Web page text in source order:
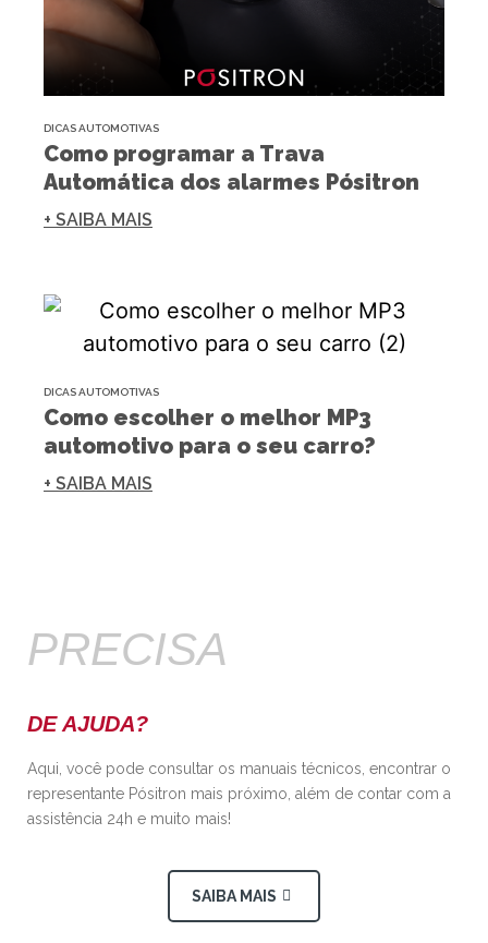
DICAS AUTOMOTIVAS
Como programar a Trava
Automática dos alarmes Pósitron
+ SAIBA MAIS
DICAS AUTOMOTIVAS
Como escolher o melhor MP3
automotivo para o seu carro?
+ SAIBA MAIS
PRECISA
DE AJUDA?
Aqui, você pode consultar os manuais técnicos, encontrar o
representante Pósitron mais próximo, além de contar com a
assistência 24h e muito mais!
SAIBA MAIS